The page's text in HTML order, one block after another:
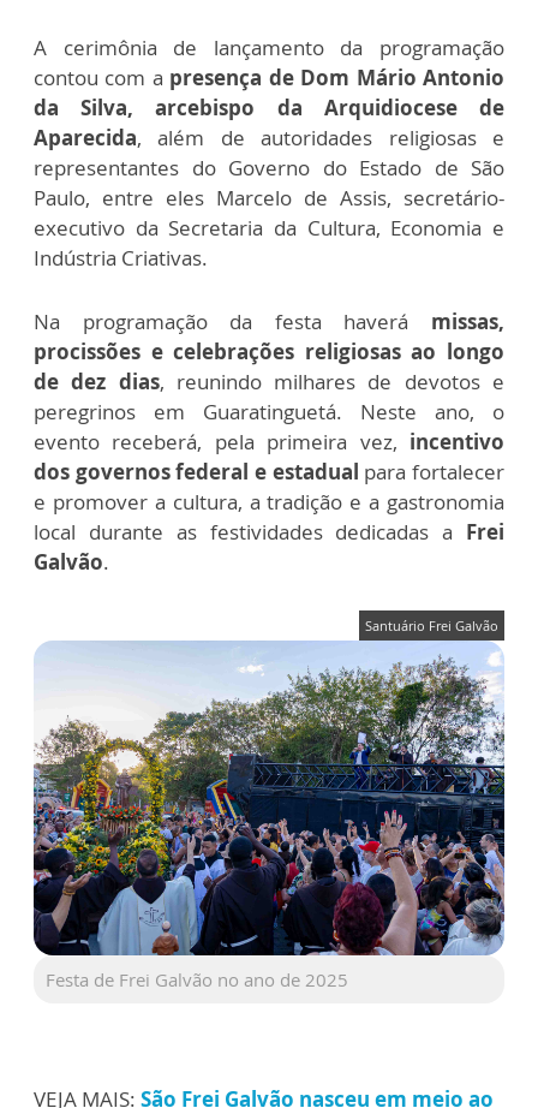
A cerimônia de lançamento da programação
contou com a presença de Dom Mário Antonio
da Silva, arcebispo da Arquidiocese de
Aparecida, além de autoridades religiosas e
representantes do Governo do Estado de São
Paulo, entre eles Marcelo de Assis, secretário-
executivo da Secretaria da Cultura, Economia e
Indústria Criativas.
Na programação da festa haverá missas,
procissões e celebrações religiosas ao longo
de dez dias, reunindo milhares de devotos e
peregrinos em Guaratinguetá. Neste ano, o
evento receberá, pela primeira vez, incentivo
dos governos federal e estadual para fortalecer
e promover a cultura, a tradição e a gastronomia
local durante as festividades dedicadas a Frei
Galvão.
Santuário Frei Galvão
Festa de Frei Galvão no ano de 2025
VEJA MAIS: São Frei Galvão nasceu em meio ao